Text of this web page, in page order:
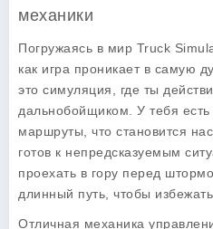
механики
Погружаясь в мир Truck
как игра проникает в самую
это симуляция, где ты
дальнобойщиком. У тебя
маршруты, что становится
готов к непредсказуемым
проехать в гору перед
длинный путь, чтобы
Отличная механика